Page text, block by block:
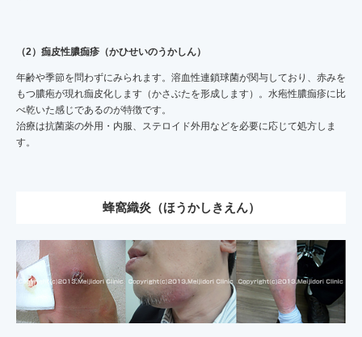
（2）痂皮性膿痂疹（かひせいのうかしん）
年齢や季節を問わずにみられます。溶血性連鎖球菌が関与しており、赤みを
もつ膿疱が現れ痂皮化します（かさぶたを形成します）。水疱性膿痂疹に比
べ乾いた感じであるのが特徴です。
治療は抗菌薬の外用・内服、ステロイド外用などを必要に応じて処方しま
す。
蜂窩織炎（ほうかしきえん）